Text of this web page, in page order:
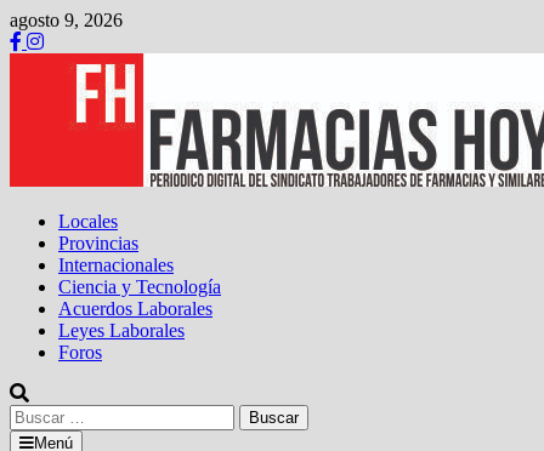
Saltar
al
contenido
agosto 9, 2026
Locales
Provincias
Internacionales
Ciencia y Tecnología
Acuerdos Laborales
Leyes Laborales
Foros
Buscar:
Menú